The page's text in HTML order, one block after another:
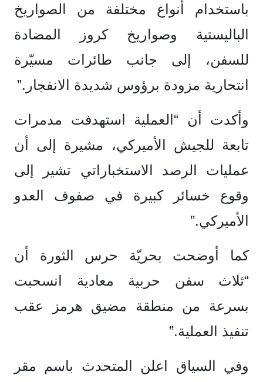
باستخدام أنواع مختلفة من الصواريخ
الباليستية وصواريخ كروز المضادة
للسفن، إلى جانب طائرات مسيّرة
انتحارية مزودة برؤوس شديدة الانفجار.”
وأكدت أن “العملية استهدفت مدمرات
تابعة للجيش الأميركي، مشيرة إلى أن
عمليات الرصد الاستخباراتي تشير إلى
وقوع خسائر كبيرة في صفوف العدو
الأميركي.”
كما أوضحت بحريّة حرس الثورة أن
“ثلاث سفن حربية معادية انسحبت
بسرعة من منطقة مضيق هرمز عقب
تنفيذ العملية.”
وفي السياق اعلن المتحدث باسم مقر